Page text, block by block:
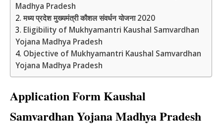
Madhya Pradesh
मध्य प्रदेश मुख्यमंत्री कौशल संवर्धन योजना 2020
Eligibility of Mukhyamantri Kaushal Samvardhan
Yojana Madhya Pradesh
Objective of Mukhyamantri Kaushal Samvardhan
Yojana Madhya Pradesh
Application Form Kaushal
Samvardhan Yojana Madhya Pradesh